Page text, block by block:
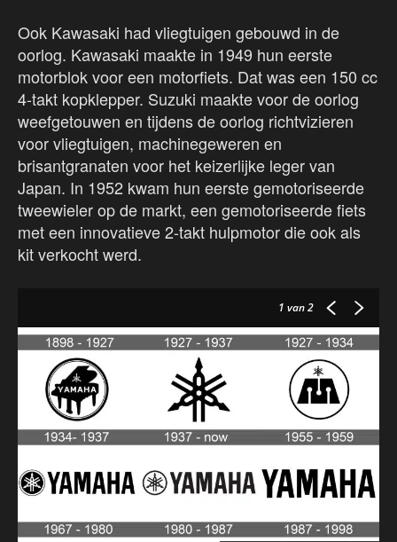
Ook Kawasaki had vliegtuigen gebouwd in de
oorlog. Kawasaki maakte in 1949 hun eerste
motorblok voor een motorfiets. Dat was een 150 cc
4-takt kopklepper. Suzuki maakte voor de oorlog
weefgetouwen en tijdens de oorlog richtvizieren
voor vliegtuigen, machinegeweren en
brisantgranaten voor het keizerlijke leger van
Japan. In 1952 kwam hun eerste gemotoriseerde
tweewieler op de markt, een gemotoriseerde fiets
met een innovatieve 2-takt hulpmotor die ook als
kit verkocht werd.
1 van 2